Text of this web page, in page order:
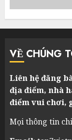
VỀ CHÚNG
Liên hệ đăng
địa điểm, nhà
điểm vui chơi,
Mọi thông tin